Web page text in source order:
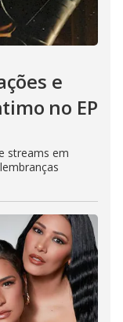
e
no EP
streams em